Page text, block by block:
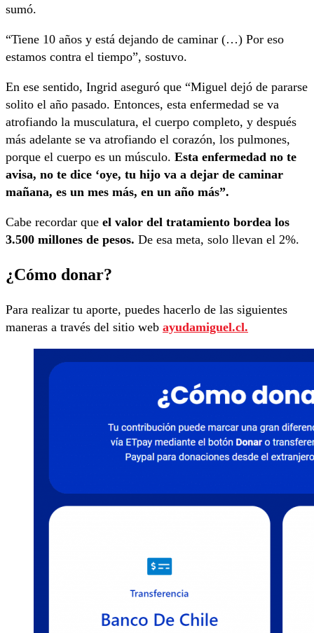
sumó.
“Tiene 10 años y está dejando de caminar (…) Por eso
estamos contra el tiempo”, sostuvo.
En ese sentido, Ingrid aseguró que “Miguel dejó de pararse
solito el año pasado. Entonces, esta enfermedad se va
atrofiando la musculatura, el cuerpo completo, y después
más adelante se va atrofiando el corazón, los pulmones,
porque el cuerpo es un músculo. Esta enfermedad no te
avisa, no te dice ‘oye, tu hijo va a dejar de caminar
mañana, es un mes más, en un año más”.
Cabe recordar que el valor del tratamiento bordea los
3.500 millones de pesos. De esa meta, solo llevan el 2%.
¿Cómo donar?
Para realizar tu aporte, puedes hacerlo de las siguientes
maneras a través del sitio web ayudamiguel.cl.